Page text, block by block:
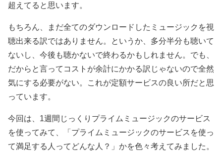
超えてると思います。
もちろん、まだ全てのダウンロードしたミュージックを視
聴出来る訳ではありません。というか、多分半分も聴いて
ないし、今後も聴かないで終わるかもしれません。でも、
だからと言ってコストが余計にかかる訳じゃないので全然
気にする必要がない。これが定額サービスの良い所だと思
っています。
今回は、1週間じっくりプライムミュージックのサービス
を使ってみて、「プライムミュージックのサービスを使っ
て満足する人ってどんな人？」かを色々考えてみました。